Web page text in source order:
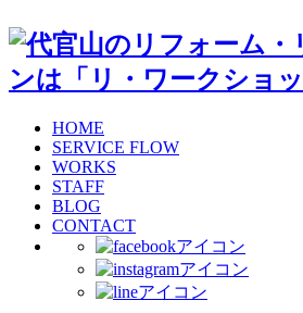
HOME
SERVICE FLOW
WORKS
STAFF
BLOG
CONTACT